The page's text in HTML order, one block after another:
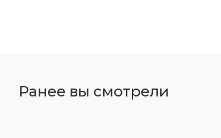
Ранее вы смотрели